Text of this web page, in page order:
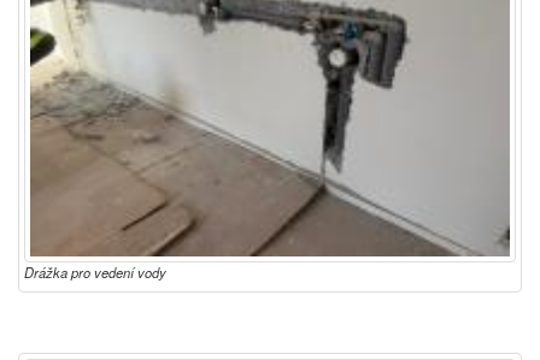
Drážka pro vedení vody